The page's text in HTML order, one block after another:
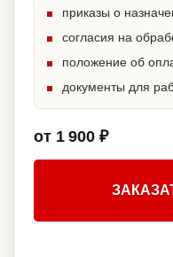
приказы о
согласия на
положение об
документы для
от 1 900 ₽